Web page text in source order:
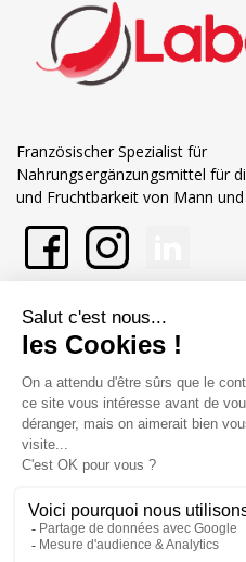
Französischer Spezialist für
Nahrungsergänzungsmittel für
und Fruchtbarkeit von Mann und
Mehr über Labophyto
Unsere Verpflichtungen
Shop-Einstellungen
Händler zugelassen von
Klicken Sie hier.
Rechtliche Hinweise
Allgemeine Verkaufsbedingungen
© Copyright Labophyto